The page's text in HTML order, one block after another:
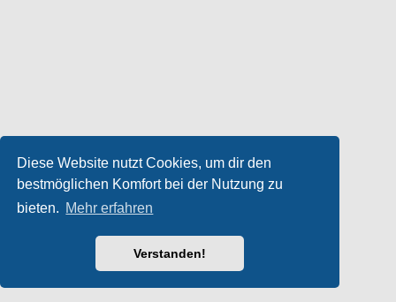
Diese Website nutzt Cookies, um dir den
bestmöglichen Komfort bei der Nutzung zu
bieten. Mehr erfahren
Verstanden!